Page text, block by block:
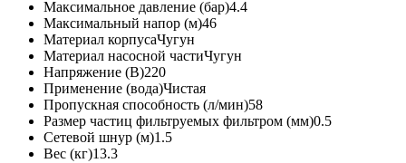
Максимальное давление (бар)4.4
Максимальный напор (м)46
Материал корпусаЧугун
Материал насосной частиЧугун
Напряжение (В)220
Применение (вода)Чистая
Пропускная способность (л/мин)58
Размер частиц фильтруемых фильтром (мм)0.5
Сетевой шнур (м)1.5
Вес (кг)13.3